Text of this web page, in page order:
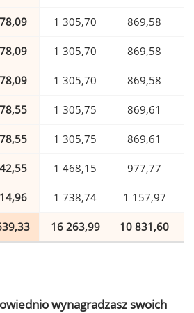
1 305,70 869,58
1 305,70 869,58
1 305,70 869,58
1 305,75 869,61
1 305,75 869,61
1 468,15 977,77
1 738,74 1 157,97
16 263,99 10 831,60
wynagradzasz swoich